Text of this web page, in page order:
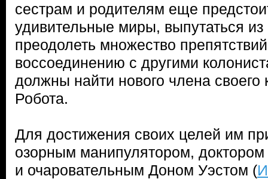
сестрам и родителям еще
удивительные миры, выпутаться из
преодолеть множество
воссоединению с другими
должны найти нового члена
Робота.
Для достижения своих целей им
озорным манипулятором,
и очаровательным Доном Уэстом (